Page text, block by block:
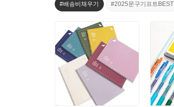
#배송비채우기 #2025문구기프트BEST